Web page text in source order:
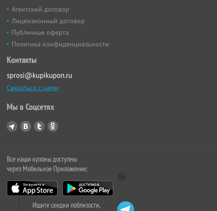
Агентский договор
Лицензионный договор
Публичная оферта
Политика конфиденциальности
Контакты
sprosi@kupikupon.ru
Связаться с нами
Мы в Соцсетях
Все наши купоны доступны
через Мобильное Приложение:
Ищите скидки поблизости,